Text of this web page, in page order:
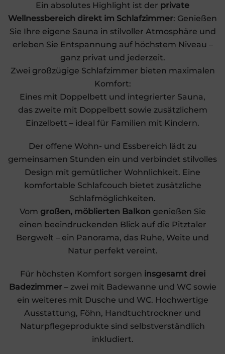
Ein absolutes Highlight ist der private
Wellnessbereich direkt im Schlafzimmer: Genießen
Sie Ihre eigene Sauna in stilvoller Atmosphäre und
erleben Sie Entspannung auf höchstem Niveau –
ganz privat und jederzeit.
Zwei großzügige Schlafzimmer bieten maximalen
Komfort:
Eines mit Doppelbett und integrierter Sauna,
das zweite mit Doppelbett sowie zusätzlichem
Einzelbett – ideal für Familien mit Kindern.
Der offene Wohn- und Essbereich lädt zu
gemeinsamen Stunden ein und verbindet stilvolles
Design mit gemütlicher Wohnlichkeit. Eine
komfortable Schlafcouch bietet zusätzliche
Schlafmöglichkeiten.
Vom großen, möblierten Balkon genießen Sie
einen beeindruckenden Blick auf die Pitztaler
Bergwelt – ein Panorama, das Ruhe, Weite und
Natur perfekt vereint.
Für höchsten Komfort sorgen insgesamt drei
Badezimmer – zwei mit Badewanne und WC sowie
ein weiteres mit Dusche und WC. Hochwertige
Ausstattung, Föhn, Handtuchtrockner und
Naturpflegeprodukte sind selbstverständlich
inkludiert.